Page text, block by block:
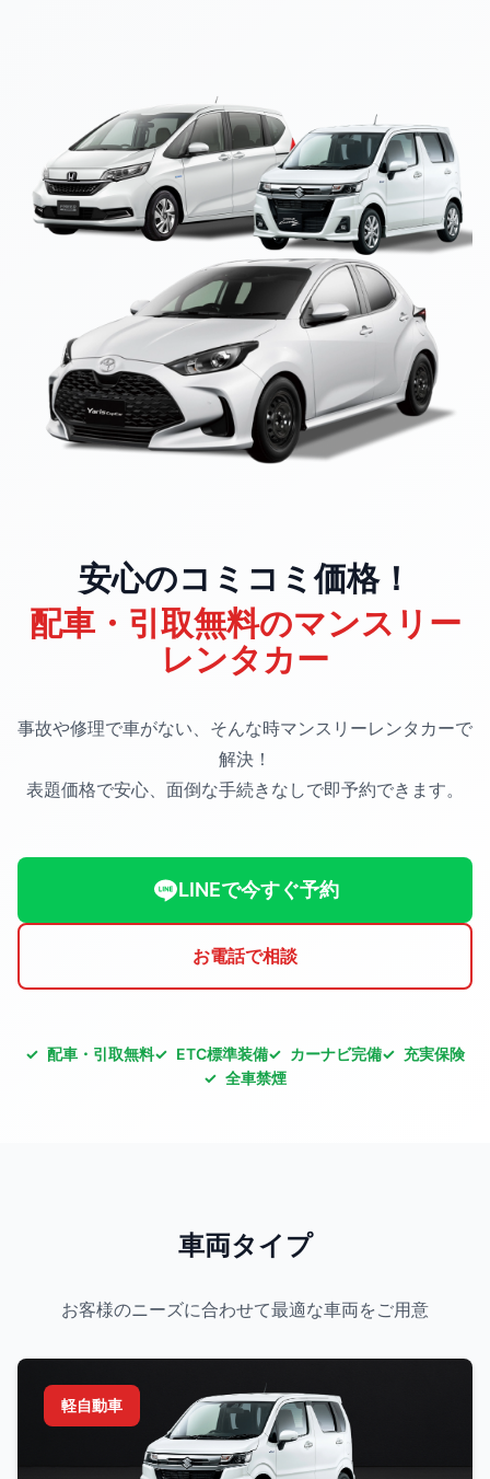
安心のコミコミ価格！
配車・引取無料のマンスリー
レンタカー
事故や修理で車がない、そんな時マンスリーレンタカーで
解決！
表題価格で安心、面倒な手続きなしで即予約できます。
LINEで今すぐ予約
お電話で相談
配車・引取無料 ETC標準装備 カーナビ完備
充実保険
全車禁煙
車両タイプ
お客様のニーズに合わせて最適な車両をご用意
軽自動車